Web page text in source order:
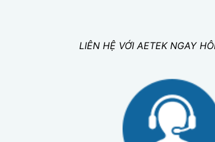
LIÊN HỆ VỚI AETEK NGAY